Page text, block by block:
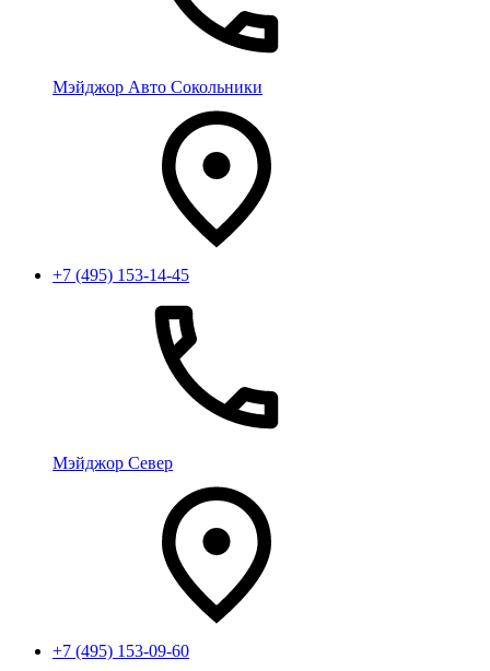
Мэйджор Авто Сокольники
+7 (495) 153-14-45
Мэйджор Север
+7 (495) 153-09-60